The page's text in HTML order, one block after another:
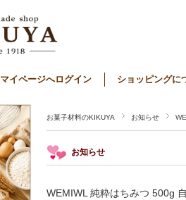
マイページへログイン ショッピングに
お菓子材料のKIKUYA お知らせ
お知らせ
WEMIWL 純粋はちみつ 500g